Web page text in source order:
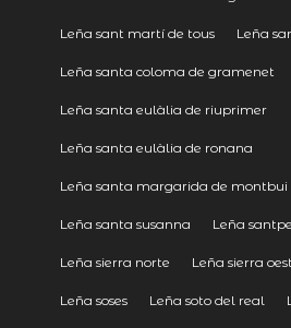
Leña sant martí de tous Leña
Leña santa coloma de gramenet
Leña santa eulàlia de riuprimer
Leña santa eulàlia de ronana
Leña santa margarida de montbui
Leña santa susanna Leña
Leña sierra norte Leña sierra
Leña soses Leña soto del real